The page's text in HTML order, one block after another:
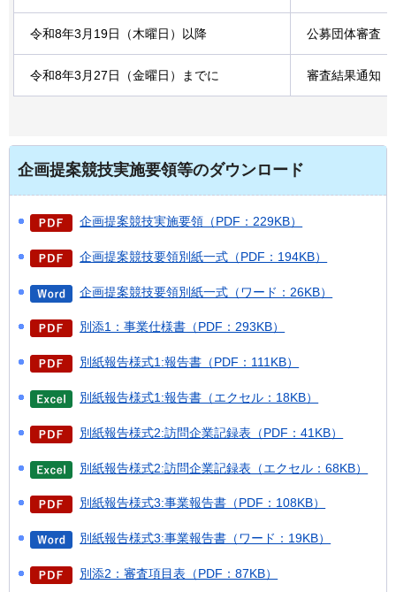
令和8年3月19日（木曜日）以降 公募団体審査
令和8年3月27日（金曜日）までに 審査結果通知
企画提案競技実施要領等のダウンロード
企画提案競技実施要領（PDF：229KB）
企画提案競技要領別紙一式（PDF：194KB）
企画提案競技要領別紙一式（ワード：26KB）
別添1：事業仕様書（PDF：293KB）
別紙報告様式1:報告書（PDF：111KB）
別紙報告様式1:報告書（エクセル：18KB）
別紙報告様式2:訪問企業記録表（PDF：41KB）
別紙報告様式2:訪問企業記録表（エクセル：68KB）
別紙報告様式3:事業報告書（PDF：108KB）
別紙報告様式3:事業報告書（ワード：19KB）
別添2：審査項目表（PDF：87KB）